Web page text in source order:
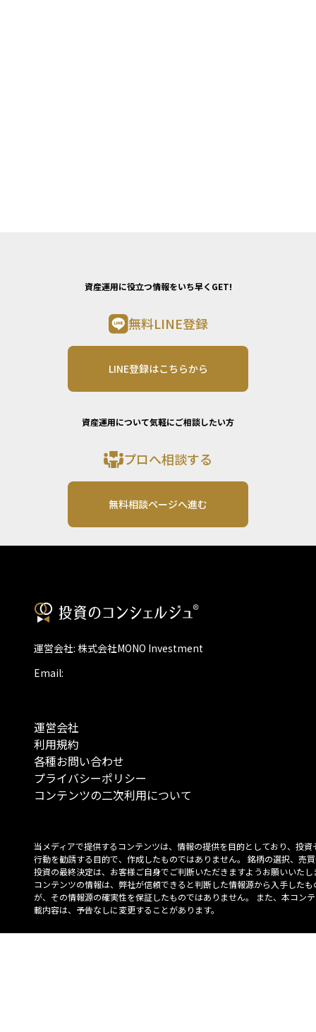
資産運用に役立つ情報をいち早くGET!
無料LINE登録
LINE登録はこちらから
資産運用について気軽にご相談したい方
プロへ相談する
無料相談ページへ進む
運営会社: 株式会社MONO Investment
Email:
運営会社
利用規約
各種お問い合わせ
プライバシーポリシー
コンテンツの二次利用について
当メディアで提供するコンテンツは、情報の提供を目的としており、投資
行動を勧誘する目的で、作成したものではありません。 銘柄の選択、売
投資の最終決定は、お客様ご自身でご判断いただきますようお願いいたし
コンテンツの情報は、弊社が信頼できると判断した情報源から入手したも
が、その情報源の確実性を保証したものではありません。 また、本コン
載内容は、予告なしに変更することがあります。